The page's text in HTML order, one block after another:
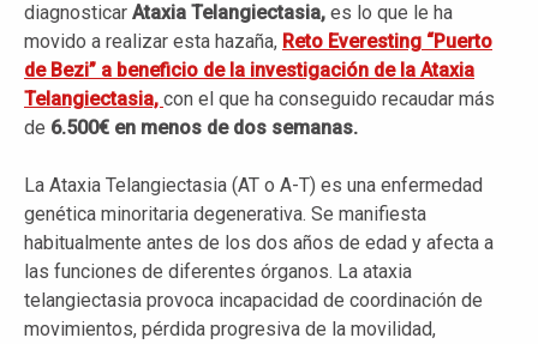
diagnosticar Ataxia Telangiectasia, es lo que le ha
movido a realizar esta hazaña, Reto Everesting “Puerto
de Bezi” a beneficio de la investigación de la Ataxia
Telangiectasia, con el que ha conseguido recaudar más
de 6.500€ en menos de dos semanas.
La Ataxia Telangiectasia (AT o A-T) es una enfermedad
genética minoritaria degenerativa. Se manifiesta
habitualmente antes de los dos años de edad y afecta a
las funciones de diferentes órganos. La ataxia
telangiectasia provoca incapacidad de coordinación de
movimientos, pérdida progresiva de la movilidad,